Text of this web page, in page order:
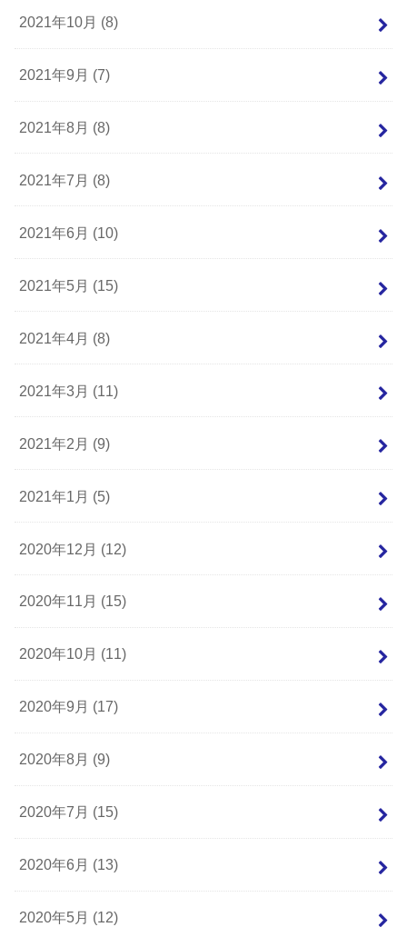
2021年10月 (8)
2021年9月 (7)
2021年8月 (8)
2021年7月 (8)
2021年6月 (10)
2021年5月 (15)
2021年4月 (8)
2021年3月 (11)
2021年2月 (9)
2021年1月 (5)
2020年12月 (12)
2020年11月 (15)
2020年10月 (11)
2020年9月 (17)
2020年8月 (9)
2020年7月 (15)
2020年6月 (13)
2020年5月 (12)